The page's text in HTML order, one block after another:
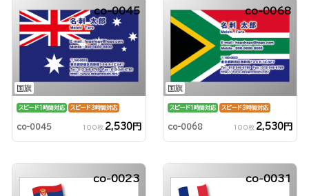
国旗
co-0045
スピード1時間対応 スピード3時間対応
co-0045 100枚 2,530円
国旗
co-0068
スピード1時間対応 スピード3時間対応
co-0068 100枚 2,530円
co-0023 co-0031